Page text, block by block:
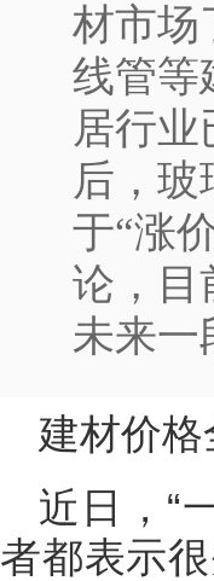
材市场
线管等
居行业
后，
于“涨
论，目
未来一
建材价
近日，“
者都表示